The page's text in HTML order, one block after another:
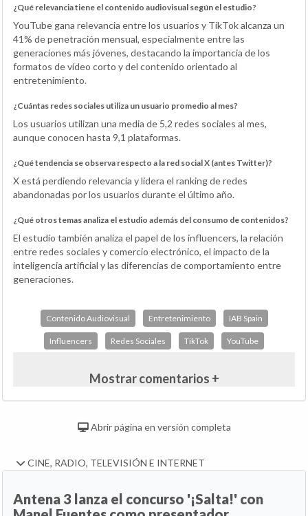
¿Qué relevancia tiene el contenido audiovisual según el estudio?
YouTube gana relevancia entre los usuarios y TikTok alcanza un
41% de penetración mensual, especialmente entre las
generaciones más jóvenes, destacando la importancia de los
formatos de vídeo corto y del contenido orientado al
entretenimiento.
¿Cuántas redes sociales utiliza un usuario promedio al mes?
Los usuarios utilizan una media de 5,2 redes sociales al mes,
aunque conocen hasta 9,1 plataformas.
¿Qué tendencia se observa respecto a la red social X (antes Twitter)?
X está perdiendo relevancia y lidera el ranking de redes
abandonadas por los usuarios durante el último año.
¿Qué otros temas analiza el estudio además del consumo de contenidos?
El estudio también analiza el papel de los influencers, la relación
entre redes sociales y comercio electrónico, el impacto de la
inteligencia artificial y las diferencias de comportamiento entre
generaciones.
Contenido Audiovisual Entretenimiento IAB Spain
Influencers Redes Sociales TikTok YouTube
Mostrar comentarios +
Abrir página en versión completa
CINE, RADIO, TELEVISIÓN E INTERNET
Antena 3 lanza el concurso '¡Salta!' con